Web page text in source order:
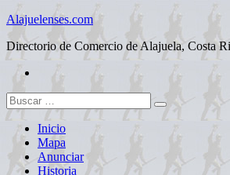
Skip
to
content
Alajuelenses.com
Directorio de Comercio de Alajuela, Costa
Buscar:
Inicio
Mapa
Anunciar
Historia